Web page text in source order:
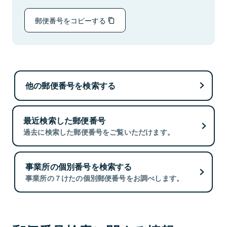
郵便番号をコピーする
他の郵便番号を検索する
最近検索した郵便番号
過去に検索した郵便番号をご覧いただけます。
事業所の個別番号を検索する
事業所の７けたの個別郵便番号をお調べします。